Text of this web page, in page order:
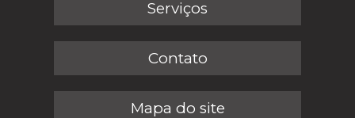
Serviços
Contato
Mapa do site